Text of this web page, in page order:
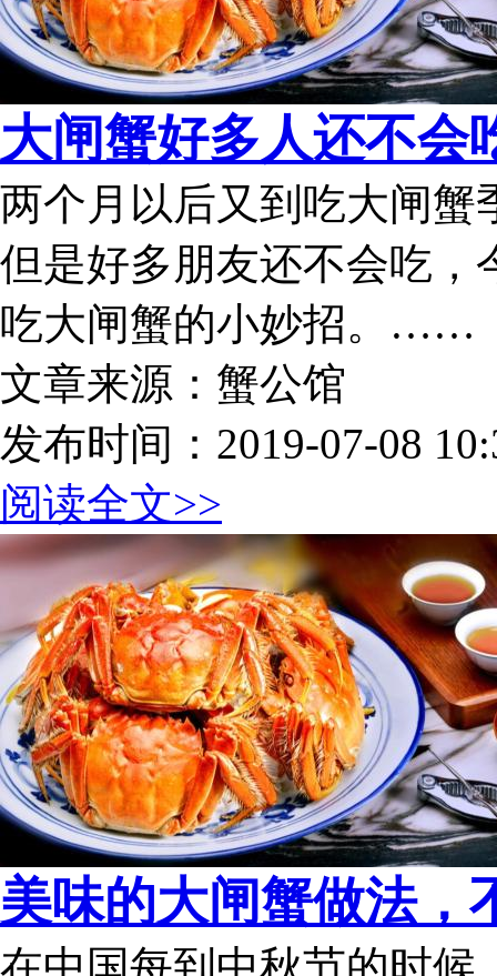
大闸蟹好多人还不会
两个月以后又到吃大闸蟹
但是好多朋友还不会吃，
吃大闸蟹的小妙招。……
文章来源：蟹公馆
发布时间：2019-07-08
阅读全文>>
美味的大闸蟹做法，